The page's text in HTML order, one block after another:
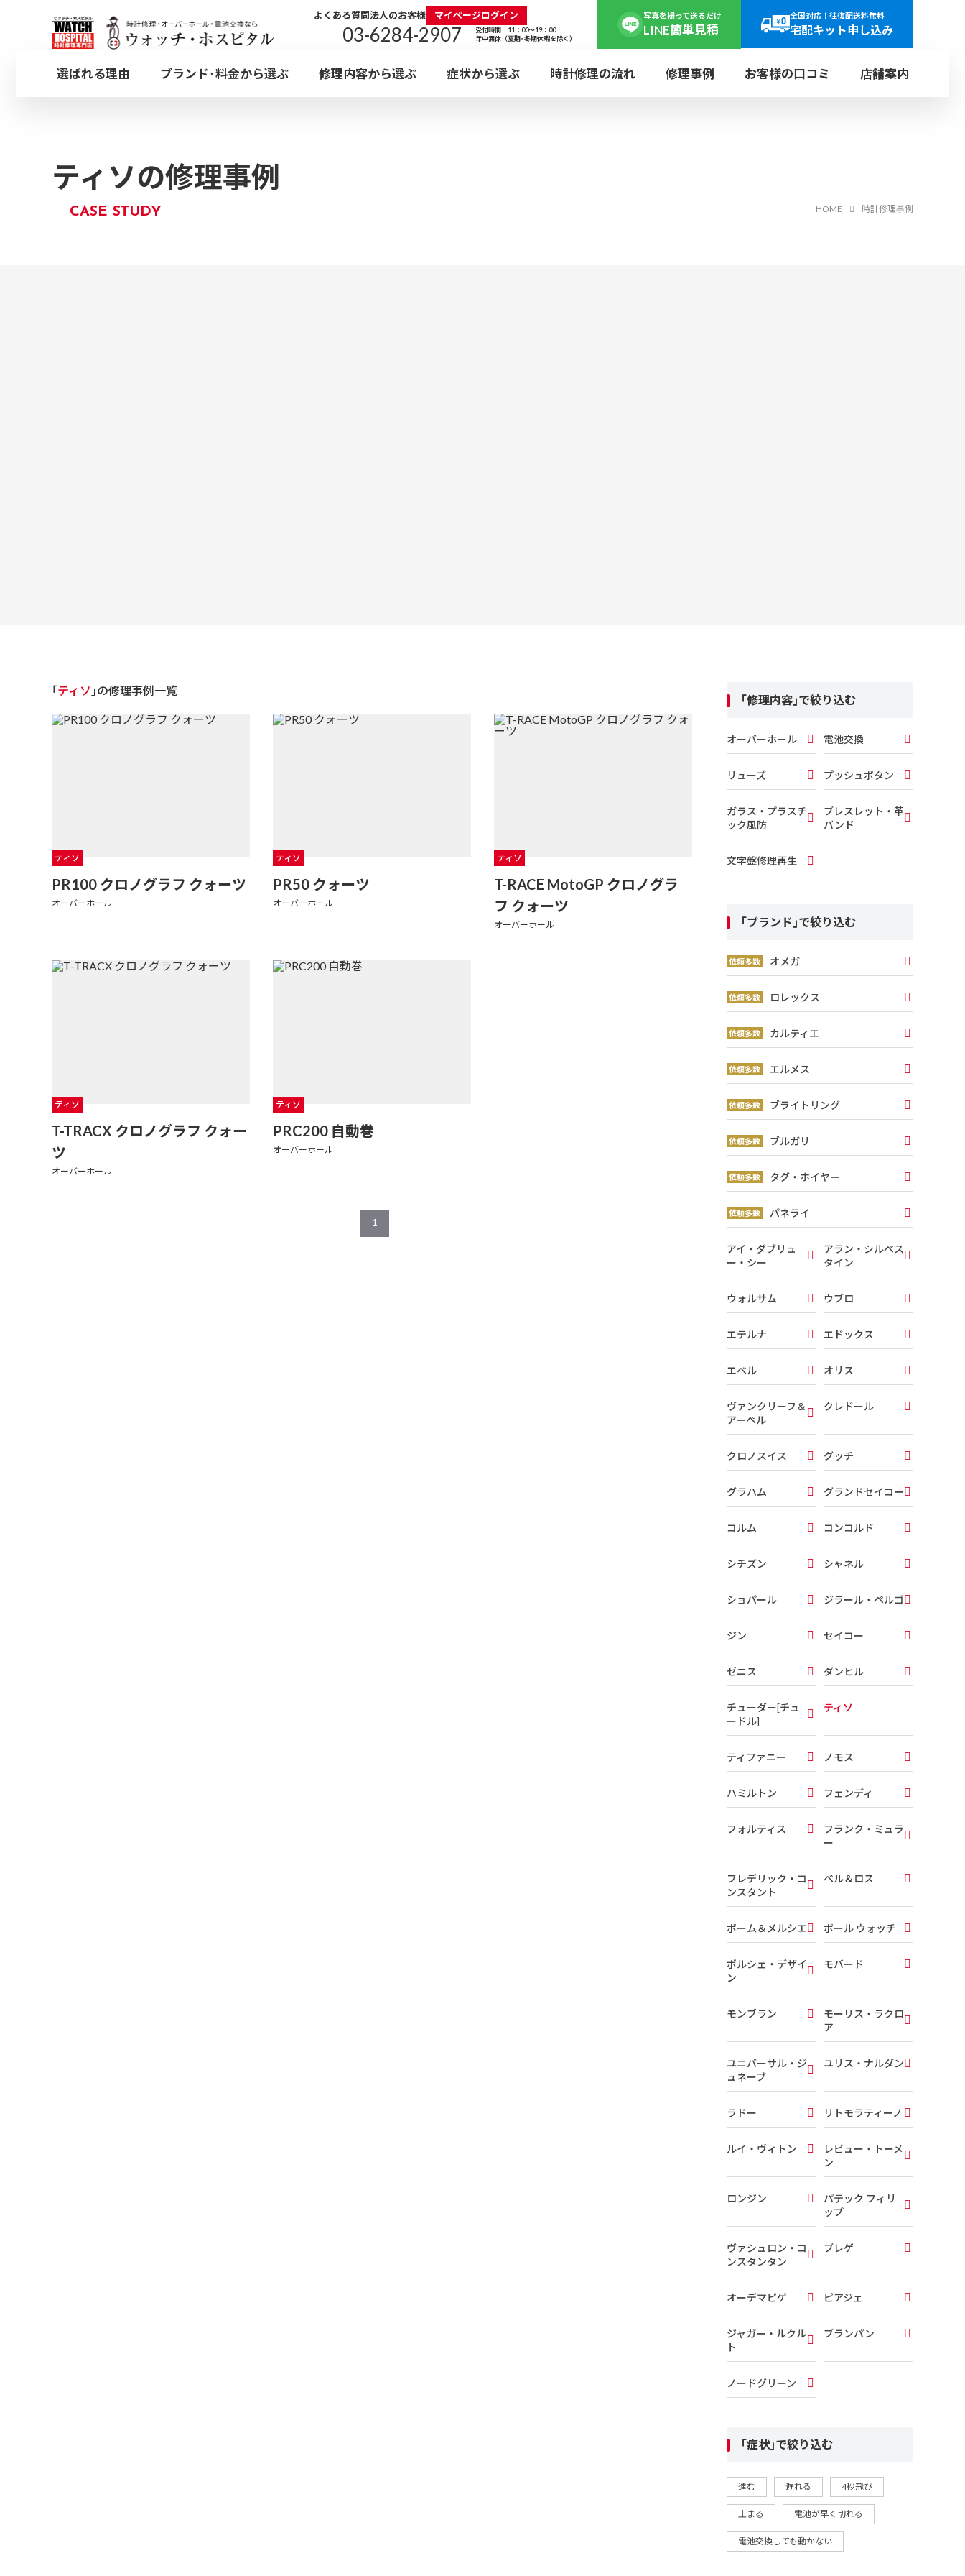
よくある質問法人のお客様 マイページログイン
03-6284-2907
受付時間 11：00～19：00
年中無休（夏期･冬期休暇を除く）
写真を撮って送るだけ
LINE簡単見積
全国対応！往復配送料無料
宅配キット申し込み
選ばれる理由 ブランド･料金から選ぶ
ブライトリング ブルガリ
修理内容から選ぶ
プッシュボタン 文字盤再生
症状から選ぶ 時計修理の流れ
都内4店舗どちらでも利用可能
修理事例 お客様の口コミ 店舗案内
ティソの修理事例
CASE STUDY HOME 時計修理事例
｢ティソ ｣の修理事例一覧
ティソ
PR100 クロノグラフ クォーツ
オーバーホール
ティソ
PR50 クォーツ
オーバーホール
ティソ
T-RACE MotoGP クロノグラ
フ クォーツ
オーバーホール
ティソ
T-TRACX クロノグラフ クォー
ツ
オーバーホール
ティソ
PRC200 自動巻
オーバーホール
1
｢修理内容｣で絞り込む
オーバーホール 電池交換
リューズ プッシュボタン
ガラス・プラスチ
ック風防
ブレスレット・革
バンド
文字盤修理再生
｢ブランド｣で絞り込む
オメガ
ロレックス
カルティエ
エルメス
ブライトリング
ブルガリ
タグ・ホイヤー
パネライ
アイ・ダブリュ
ー・シー
アラン・シルベス
タイン
ウォルサム ウブロ
エテルナ エドックス
エベル オリス
ヴァンクリーフ＆
アーペル
クレドール
クロノスイス グッチ
グラハム グランドセイコー
コルム コンコルド
シチズン シャネル
ショパール ジラール・ペルゴ
ジン セイコー
ゼニス ダンヒル
チューダー[チュ
ードル]
ティソ
ティファニー ノモス
ハミルトン フェンディ
フォルティス
フランク・ミュラ
ー
フレデリック・コ
ンスタント
ベル＆ロス
ボーム＆メルシエ ボール ウォッチ
ポルシェ・デザイ
ン
モバード
モンブラン
モーリス・ラクロ
ア
ユニバーサル・ジ
ュネーブ
ユリス・ナルダン
ラドー リトモラティーノ
ルイ・ヴィトン
レビュー・トーメ
ン
ロンジン
パテック フィリ
ップ
ヴァシュロン・コ
ンスタンタン
ブレゲ
オーデマピゲ ピアジェ
ジャガー・ルクル
ト
ブランパン
ノードグリーン
｢症状｣で絞り込む
進む 遅れる 4秒飛び
止まる 電池が早く切れる
電池交換しても動かない